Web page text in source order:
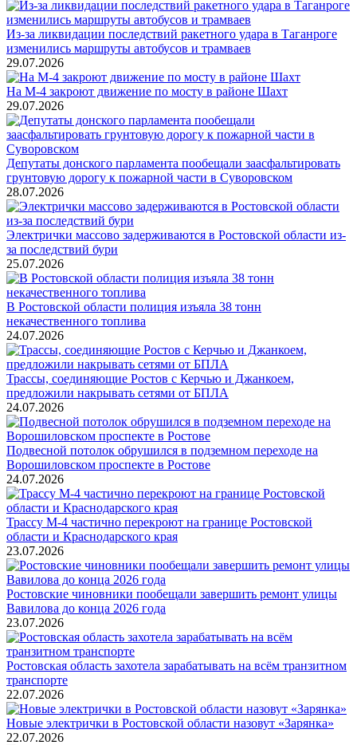
Из-за ликвидации последствий ракетного удара в Таганроге
изменились маршруты автобусов и трамваев
29.07.2026
На М-4 закроют движение по мосту в районе Шахт
29.07.2026
Депутаты донского парламента пообещали заасфальтировать
грунтовую дорогу к пожарной части в Суворовском
28.07.2026
Электрички массово задерживаются в Ростовской области из-
за последствий бури
25.07.2026
В Ростовской области полиция изъяла 38 тонн
некачественного топлива
24.07.2026
Трассы, соединяющие Ростов с Керчью и Джанкоем,
предложили накрывать сетями от БПЛА
24.07.2026
Подвесной потолок обрушился в подземном переходе на
Ворошиловском проспекте в Ростове
24.07.2026
Трассу М-4 частично перекроют на границе Ростовской
области и Краснодарского края
23.07.2026
Ростовские чиновники пообещали завершить ремонт улицы
Вавилова до конца 2026 года
23.07.2026
Ростовская область захотела зарабатывать на всём транзитном
транспорте
22.07.2026
Новые электрички в Ростовской области назовут «Зарянка»
22.07.2026